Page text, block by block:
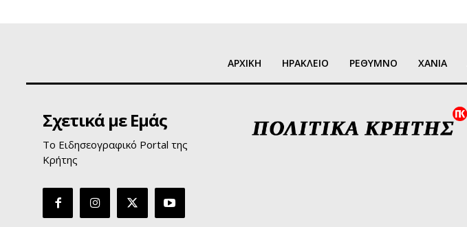
ΑΡΧΙΚΗ ΗΡΑΚΛΕΙΟ ΡΕΘΥΜΝΟ ΧΑΝΙΑ
Σχετικά με Εμάς
Το Ειδησεογραφικό Portal της
Κρήτης